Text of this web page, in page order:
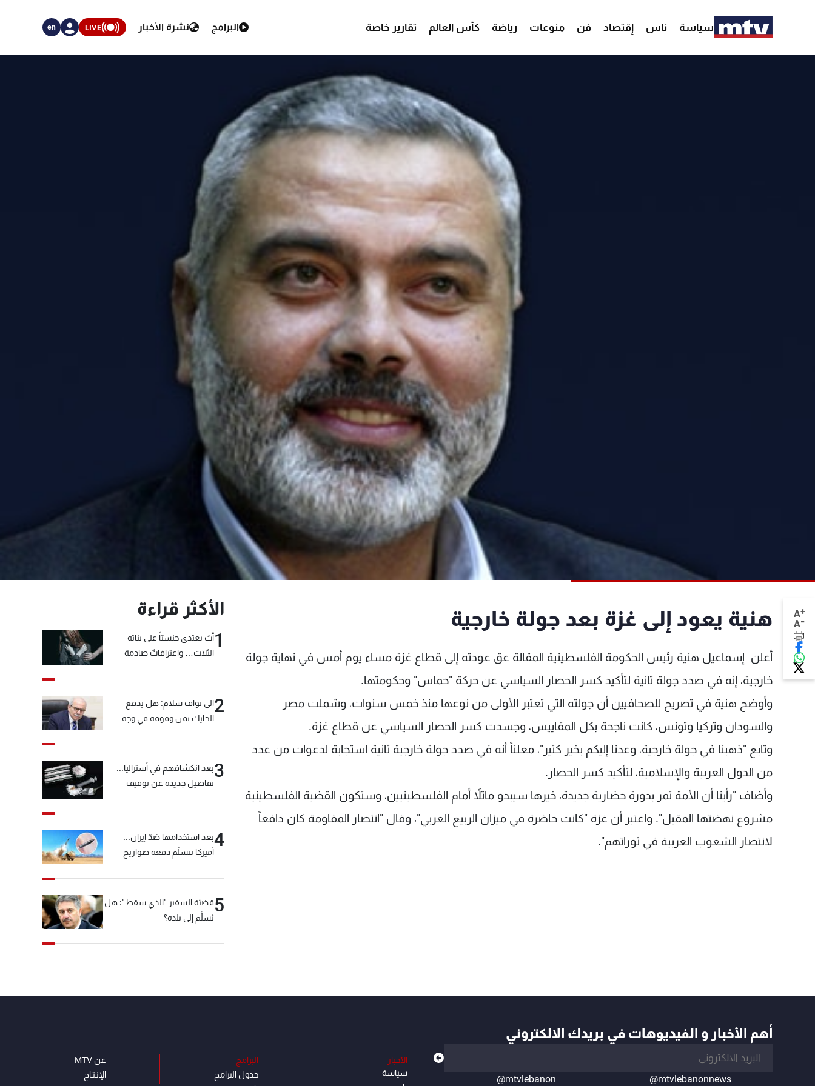
سياسة ناس إقتصاد فن منوعات رياضة كأس العالم تقارير خاصة البرامج نشرة الأخبار LIVE
en
A+
A- هنية يعود إلى غزة بعد جولة خارجية
أعلن إسماعيل هنية رئيس الحكومة الفلسطينية المقالة عق عودته إلى قطاع غزة مساء يوم أمس في نهاية جولة
خارجية، إنه في صدد جولة ثانية لتأكيد كسر الحصار السياسي عن حركة "حماس" وحكومتها.
وأوضح هنية في تصريح للصحافيين أن جولته التي تعتبر الأولى من نوعها منذ خمس سنوات، وشملت مصر
والسودان وتركيا وتونس، كانت ناجحة بكل المقاييس، وجسدت كسر الحصار السياسي عن قطاع غزة.
وتابع "ذهبنا في جولة خارجية، وعدنا إليكم بخير كثير"، معلناً أنه في صدد جولة خارجية ثانية استجابة لدعوات من عدد
من الدول العربية والإسلامية، لتأكيد كسر الحصار.
وأضاف "رأينا أن الأمة تمر بدورة حضارية جديدة، خيرها سيبدو ماثلاً أمام الفلسطينيين، وستكون القضية الفلسطينية
مشروع نهضتها المقبل". واعتبر أن غزة "كانت حاضرة في ميزان الربيع العربي"، وقال "انتصار المقاومة كان دافعاً
لانتصار الشعوب العربية في ثوراتهم".
الأكثر قراءة
1أبٌ يعتدي جنسيّاً على بناته
الثلاث… واعترافاتٌ صادمة
2الى نواف سلام: هل يدفع
الحايك ثمن وقوفه في وجه
3بعد انكشافهم في أستراليا...
تفاصيل جديدة عن توقيف
4بعد استخدامها ضدّ إيران...
أميركا تتسلّم دفعة صواريخ
5قضيّة السفير "الذي سقط": هل
يُسلَّم إلى بلده؟
أهم الأخبار و الفيديوهات في بريدك الالكتروني
@mtvlebanonnews
@mtvlebanon
الأخبار
سياسة
البرامج
جدول البرامج
عن MTV
الإنـتـاج